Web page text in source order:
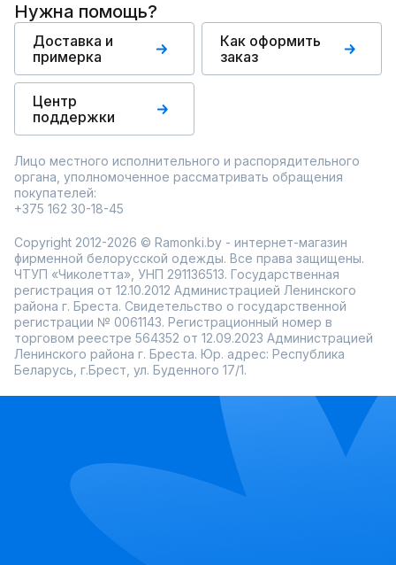
Нужна помощь?
Доставка и
примерка
Как оформить
заказ
Центр
поддержки
Лицо местного исполнительного и распорядительного
органа, уполномоченное рассматривать обращения
покупателей:
+375 162 30-18-45
Copyright 2012-2026 © Ramonki.by - интернет-магазин
фирменной белорусской одежды. Все права защищены.
ЧТУП «Чиколетта», УНП 291136513. Государственная
регистрация от 12.10.2012 Администрацией Ленинского
района г. Бреста. Свидетельство о государственной
регистрации № 0061143. Регистрационный номер в
торговом реестре 564352 от 12.09.2023 Администрацией
Ленинского района г. Бреста. Юр. адрес: Республика
Беларусь, г.Брест, ул. Буденного 17/1.